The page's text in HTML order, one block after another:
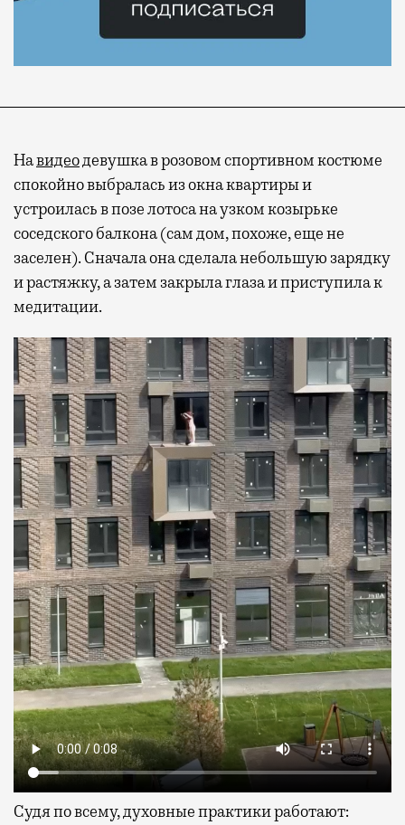
Навидеодевушка в розовом спортивном костюме
спокойно выбралась из окна квартиры и
устроилась в позе лотоса на узком козырьке
соседского балкона (сам дом, похоже, еще не
заселен). Сначала она сделала небольшую зарядку
и растяжку, а затем закрыла глаза и приступила к
медитации.
Судя по всему, духовные практики работают: